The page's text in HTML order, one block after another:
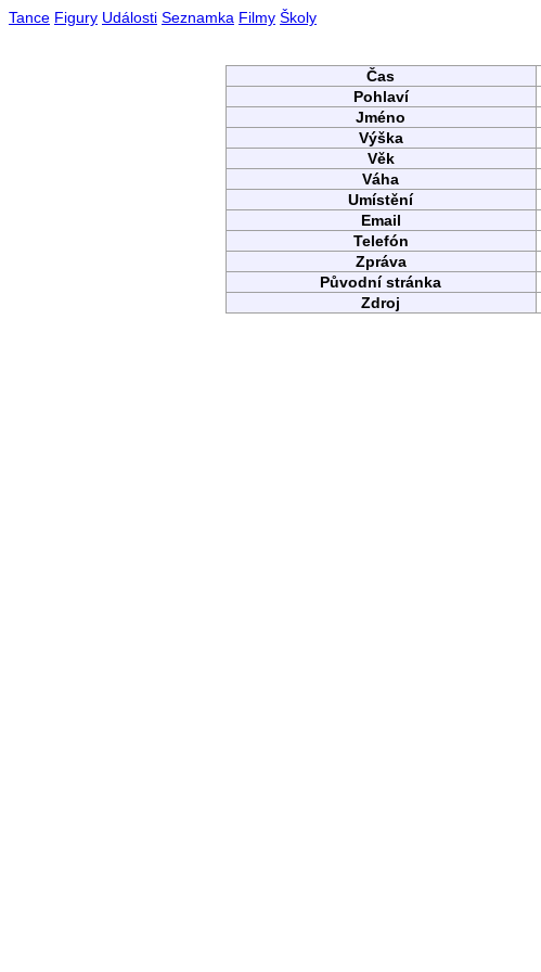
Tance Figury Události Seznamka Filmy Školy
Čas
Pohlaví
Jméno
Výška
Věk
Váha
Umístění
Email
Telefón
Zpráva
Původní stránka
Zdroj